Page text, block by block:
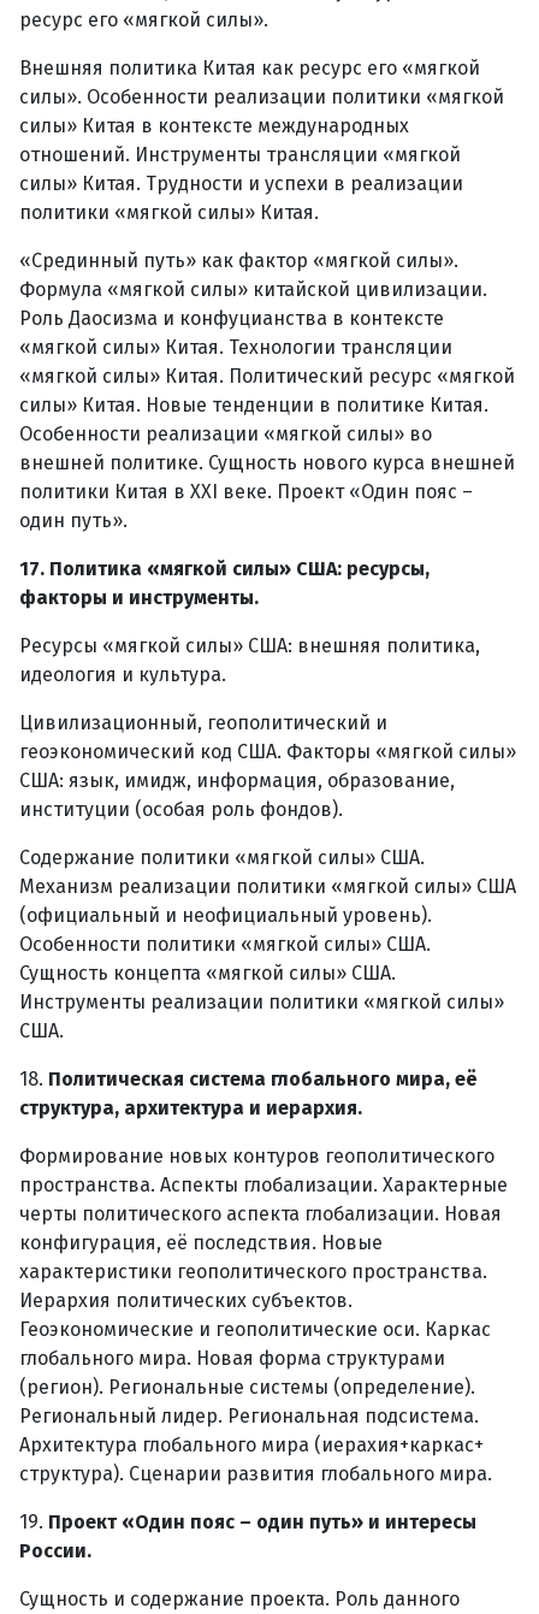
ресурс его «мягкой силы».
Внешняя политика Китая как ресурс его «мягкой
силы». Особенности реализации политики «мягкой
силы» Китая в контексте международных
отношений. Инструменты трансляции «мягкой
силы» Китая. Трудности и успехи в реализации
политики «мягкой силы» Китая.
«Срединный путь» как фактор «мягкой силы».
Формула «мягкой силы» китайской цивилизации.
Роль Даосизма и конфуцианства в контексте
«мягкой силы» Китая. Технологии трансляции
«мягкой силы» Китая. Политический ресурс «мягкой
силы» Китая. Новые тенденции в политике Китая.
Особенности реализации «мягкой силы» во
внешней политике. Сущность нового курса внешней
политики Китая в XXI веке. Проект «Один пояс –
один путь».
17. Политика «мягкой силы» США: ресурсы,
факторы и инструменты.
Ресурсы «мягкой силы» США: внешняя политика,
идеология и культура.
Цивилизационный, геополитический и
геоэкономический код США. Факторы «мягкой силы»
США: язык, имидж, информация, образование,
институции (особая роль фондов).
Содержание политики «мягкой силы» США.
Механизм реализации политики «мягкой силы» США
(официальный и неофициальный уровень).
Особенности политики «мягкой силы» США.
Сущность концепта «мягкой силы» США.
Инструменты реализации политики «мягкой силы»
США.
18. Политическая система глобального мира, её
структура, архитектура и иерархия.
Формирование новых контуров геополитического
пространства. Аспекты глобализации. Характерные
черты политического аспекта глобализации. Новая
конфигурация, её последствия. Новые
характеристики геополитического пространства.
Иерархия политических субъектов.
Геоэкономические и геополитические оси. Каркас
глобального мира. Новая форма структурами
(регион). Региональные системы (определение).
Региональный лидер. Региональная подсистема.
Архитектура глобального мира (иерахия+каркас+
структура). Сценарии развития глобального мира.
19. Проект «Один пояс – один путь» и интересы
России.
Сущность и содержание проекта. Роль данного